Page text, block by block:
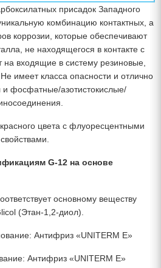
присадок Западного
комбинацию контактных, а
коррозии, которые обеспечивают
не находящегося в контакте с
на входящие в систему резиновые,
имеет класса опасности и отлично
и фосфатные/азотистокислые/
цвета с флуоресцентными
свойствами.
G-12 на основе
основному веществу
(Этан-1,2-диол).
Антифриз «UNITERM E»
Антифриз «UNITERM E»